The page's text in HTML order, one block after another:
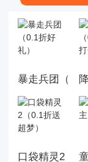
暴走兵团（0.1
口袋精灵2（